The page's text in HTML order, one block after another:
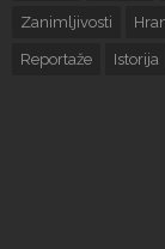
Zanimljivosti
Reportaže Istorija